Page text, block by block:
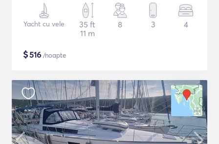
Yacht cu vele
35 ft
11 m
8 3 4
$516 /noapte